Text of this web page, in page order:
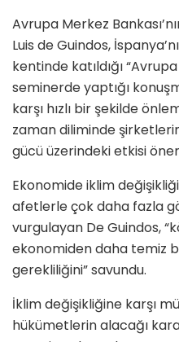
Avrupa Merkez
Luis de Guindos,
kentinde katıldığı “Avrupa
seminerde yaptığı
karşı hızlı bir şekilde
zaman diliminde
gücü üzerindeki etkisi
Ekonomide iklim
afetlerle çok daha fazla
vurgulayan De Guindos,
ekonomiden daha temiz
gerekliliğini” savundu.
İklim değişikliğine karşı
hükümetlerin alacağı